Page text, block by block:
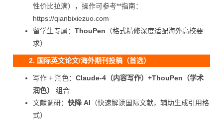
性价比拉满），操作可参考**指南：
https://qianbixiezuo.com
留学生专属： ThouPen （格式精修深度适配海外高校要
求）
2. 国际英文论文/海外期刊投稿（首选）
写作 + 润色： Claude-4（内容写作）+ThouPen（学术
润色）
组合
文献调研： 快降 AI （快速解读国际文献，辅助生成引用格
式）